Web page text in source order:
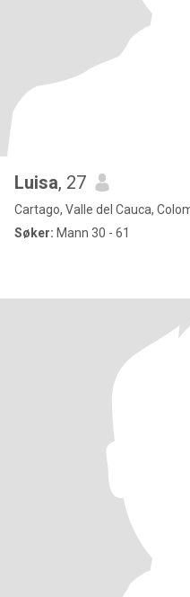
Luisa, 27
Cartago, Valle del Cauca,
Søker: Mann 30 - 61